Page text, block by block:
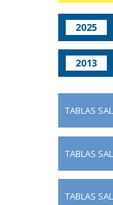
2025
2013
TABLAS
TABLAS
TABLAS